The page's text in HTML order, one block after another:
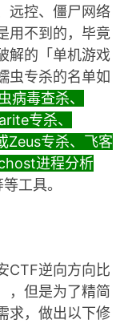
远控、僵尸网络
用不到的，毕竟
解的「单机游戏
虫专杀的名单如
病毒查杀、
专杀、
Zeus专杀、飞客
进程分析
工具。
CTF逆向方向比
，但是为了精简
求，做出以下修